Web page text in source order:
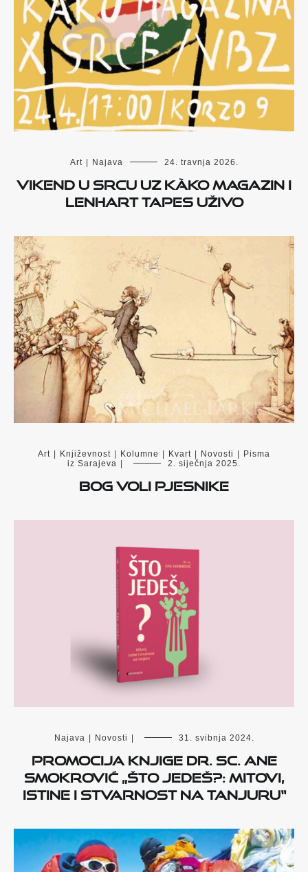
Art Najava 24. travnja 2026.
Vikend u Srcu uz Kàko magazin i
Lenhart Tapes uživo
Art Književnost Kolumne Kvart Novosti
Pisma
iz Sarajeva
2. siječnja 2025.
Bog voli pjesnike
Najava Novosti 31. svibnja 2024.
Promocija knjige dr. sc. Ane
Smokrović „Što jedeš?: mitovi,
istine i stvarnost na tanjuru“